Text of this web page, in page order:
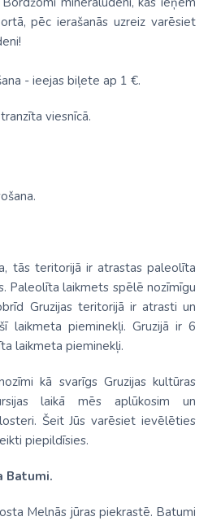
pēc ierašanās uzreiz varēsiet
- ieejas biļete ap 1 €.
viesnīcā.
tās teritorijā ir atrastas paleolīta
Paleolīta laikmets spēlē nozīmīgu
Gruzijas teritorijā ir atrasti un
laikmeta pieminekļi. Gruzijā ir 6
laikmeta pieminekļi.
kā svarīgs Gruzijas kultūras
laikā mēs aplūkosim un
Šeit Jūs varēsiet ievēlēties
piepildīsies.
Batumi.
Melnās jūras piekrastē. Batumi